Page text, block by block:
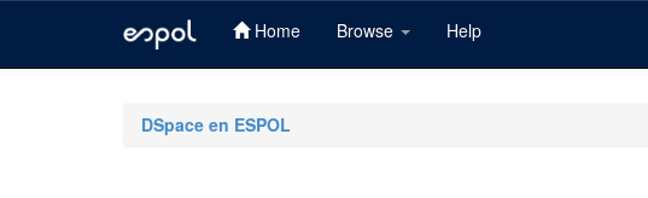
Home Browse Help
DSpace en ESPOL